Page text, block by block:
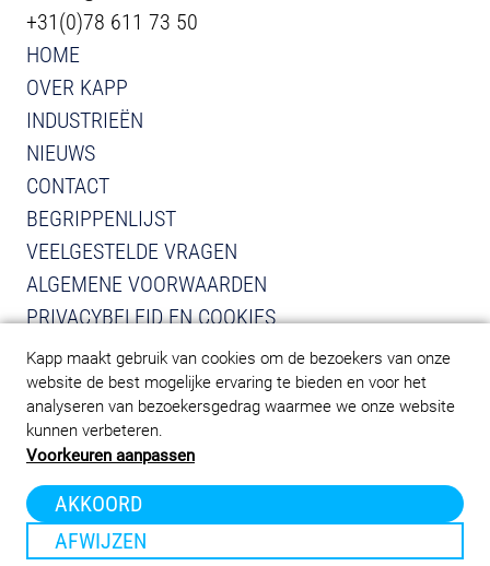
Kapp maakt gebruik van cookies om de bezoekers van onze
website de best mogelijke ervaring te bieden en voor het
analyseren van bezoekersgedrag waarmee we onze website
kunnen verbeteren.
Voorkeuren aanpassen
AFWIJZEN
AKKOORD
+31(0)78 611 73 50
HOME
OVER KAPP
INDUSTRIEËN
NIEUWS
CONTACT
BEGRIPPENLIJST
VEELGESTELDE VRAGEN
ALGEMENE VOORWAARDEN
PRIVACYBELEID EN COOKIES
BEKIJK INSTAGRAM VAN KAPP
BEKIJK LINKEDIN VAN KAPP